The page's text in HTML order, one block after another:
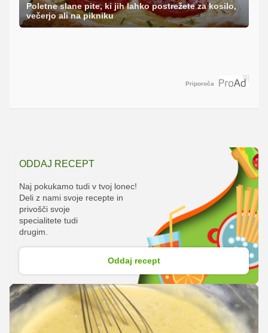
Poletne slane pite, ki jih lahko postrežete za kosilo,
večerjo ali na pikniku
Priporoča
ODDAJ RECEPT
Naj pokukamo tudi v tvoj lonec!
Deli z nami svoje recepte in
privošči svoje
specialitete tudi
drugim.
Oddaj recept